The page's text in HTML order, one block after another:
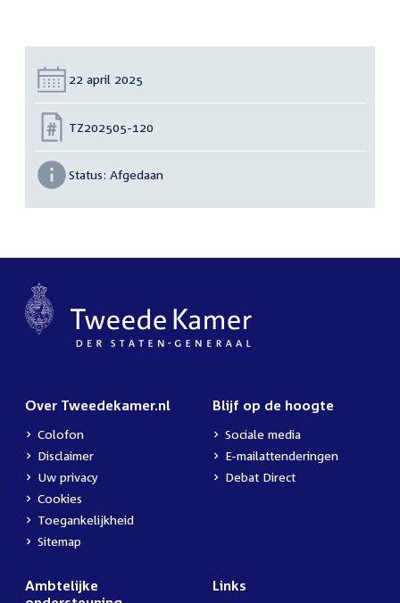
Datum:
22 april 2025
Nummer:
TZ202505-120
Status: Afgedaan
Over Tweedekamer.nl
Colofon
Disclaimer
Uw privacy
Cookies
Toegankelijkheid
Sitemap
Blijf op de hoogte
Sociale media
E-mailattenderingen
Debat Direct
Ambtelijke
Links